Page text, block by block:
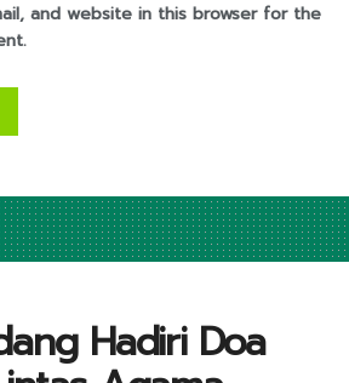
and website in this browser for the
Hadiri Doa